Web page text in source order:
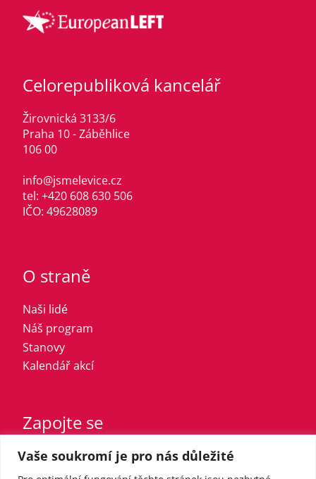
Vaše soukromí je pro nás důležité
Celorepubliková kancelář
Žirovnická 3133/6
Praha 10 - Záběhlice
106 00
info@jsmelevice.cz
tel: +420 608 630 506
IČO: 49628089
O straně
Naši lidé
Náš program
Stanovy
Kalendář akcí
Zapojte se
Vstupte do strany
Registrovaný sympatizant